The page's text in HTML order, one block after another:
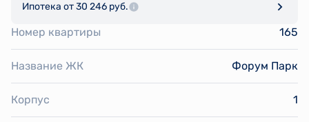
Ипотека от 30 246 руб.
Номер квартиры 165
Название ЖК Форум Парк
Корпус 1